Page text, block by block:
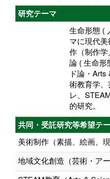
研究テーマ
生命形態 (
マに現代
作（制作
論 ( 生命形
ド論・
術教育学
レ、
的研究。
共同・受託研究等希望テ
美術制作（素描、絵画、現
地域文化創造（芸術・ア